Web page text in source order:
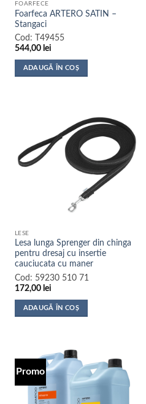
produsului.
FOARFECE
Foarfeca ARTERO SATIN –
Stangaci
Cod:
T49455
544,00 lei
ADAUGĂ ÎN COȘ
LESE
Lesa lunga Sprenger din chinga
pentru dresaj cu insertie
cauciucata cu maner
Cod: 59230 510 71
172,00 lei
ADAUGĂ ÎN COȘ
Promo